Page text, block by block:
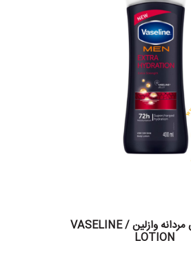
لوسیون بدن مردانه وازلین / VASELINE
LOTION